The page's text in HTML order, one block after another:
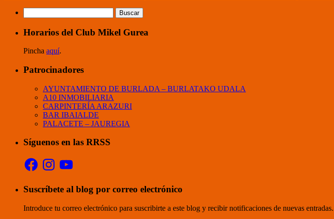
Horarios del Club Mikel Gurea
Pincha aquí.
Patrocinadores
AYUNTAMIENTO DE BURLADA – BURLATAKO UDALA
A10 INMOBILIARIA
CARPINTERÍA ARAZURI
BAR IBAIALDE
PALACETE – JAUREGIA
Síguenos en las RRSS
FacebookInstagramYouTube
Suscríbete al blog por correo electrónico
Introduce tu correo electrónico para suscribirte a este blog y recibir notificaciones de nuevas entradas.